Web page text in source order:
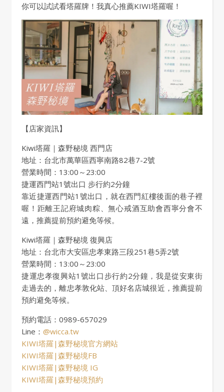
你可以試試看塔羅牌！我真心推薦KIWI塔羅喔！
【店家資訊】
Kiwi塔羅｜森野秘境 西門店
地址：台北市萬華區西寧南路82巷7-2號
營業時間：13:00～23:00
捷運西門站1號出口 步行約2分鐘
靠近捷運西門站1號出口，就在西門紅樓後面的巷子裡
喔！距離王記府城肉粽、無心戒酒互助會西寧分會不
遠，推薦提前預約避免等候。
Kiwi塔羅｜森野秘境 復興店
地址：台北市大安區忠孝東路三段251巷5弄2號
營業時間：13:00～23:00
捷運忠孝復興站1號出口步行約2分鐘，我是從安東街
走過去的，離忠孝敦化站、頂好名店城很近，推薦提前
預約避免等候。
預約電話：0989-657029
Line： @wicca.tw
KIWI塔羅|森野秘境官方網站
KIWI塔羅|森野秘境FB
KIWI塔羅|森野秘境 IG
KIWI塔羅|森野秘境預約